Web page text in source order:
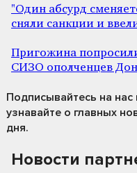
"Один абсурд
сняли санкции и
Пригожина
СИЗО ополченцев
Подписывайтесь на нас
узнавайте о главных
дня.
Новости